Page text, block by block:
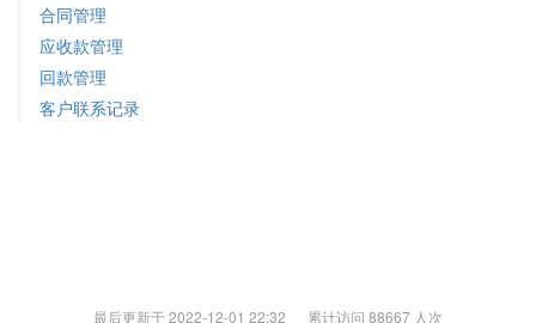
合同管理
应收款管理
回款管理
客户联系记录
最后更新于 2022-12-01 22:32 累计访问 88667 人次